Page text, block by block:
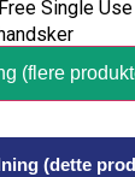
Single
(flere
(dette